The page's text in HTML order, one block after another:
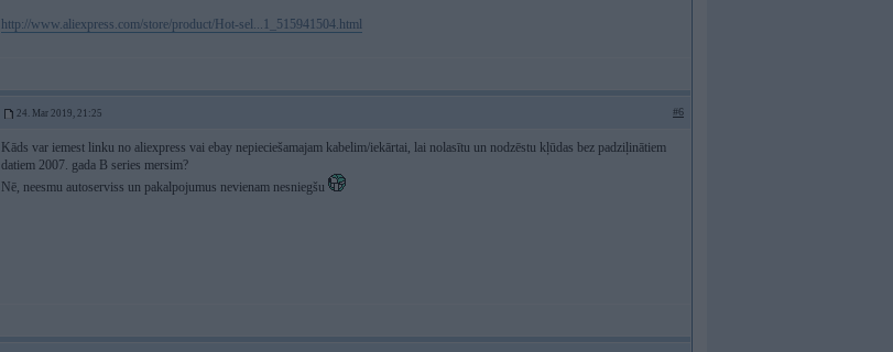
http://www.aliexpress.com/store/product/Hot-sel...1_515941504.html
24. Mar 2019, 21:25 #6
Kāds var iemest linku no aliexpress vai ebay nepieciešamajam kabelim/iekārtai, lai nolasītu un nodzēstu kļūdas bez padziļinātiem
datiem 2007. gada B series mersim?
Nē, neesmu autoserviss un pakalpojumus nevienam nesniegšu